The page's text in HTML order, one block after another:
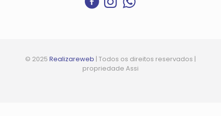
© 2025 Realizareweb | Todos os direitos reservados |
propriedade Assi